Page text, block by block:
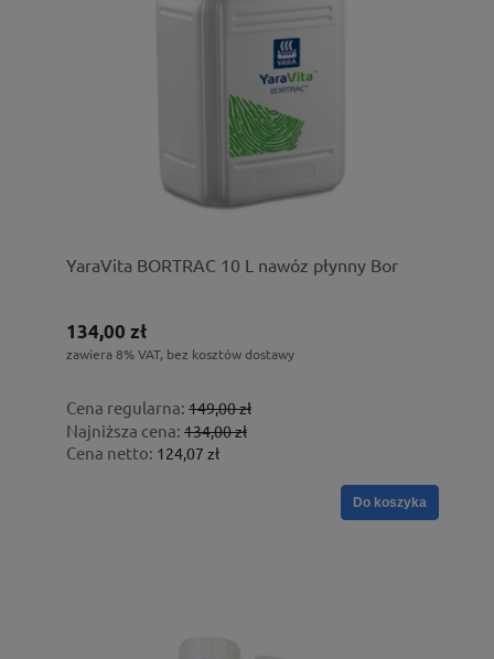
YaraVita BORTRAC 10 L nawóz płynny Bor
134,00 zł
zawiera 8% VAT, bez kosztów dostawy
Cena regularna: 149,00 zł
Najniższa cena: 134,00 zł
Cena netto: 124,07 zł
Do koszyka